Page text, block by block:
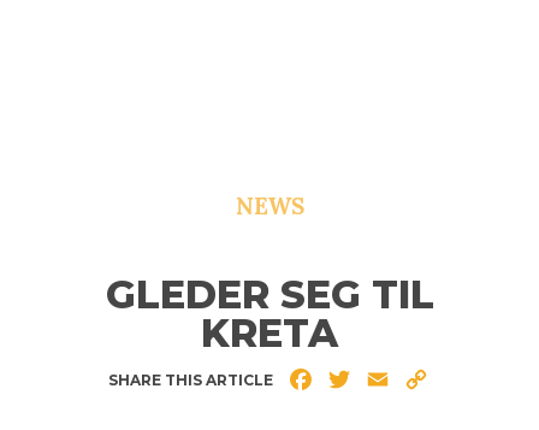
NEWS
GLEDER SEG TIL
KRETA
SHARE THIS ARTICLE FacebookTwitterEmail